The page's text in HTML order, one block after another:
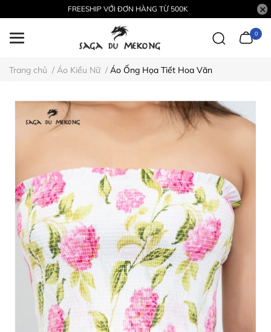
FREESHIP VỚI ĐƠN HÀNG TỪ 500K
0
Trang chủ / Áo Kiểu Nữ / Áo Ống Họa Tiết Hoa Văn